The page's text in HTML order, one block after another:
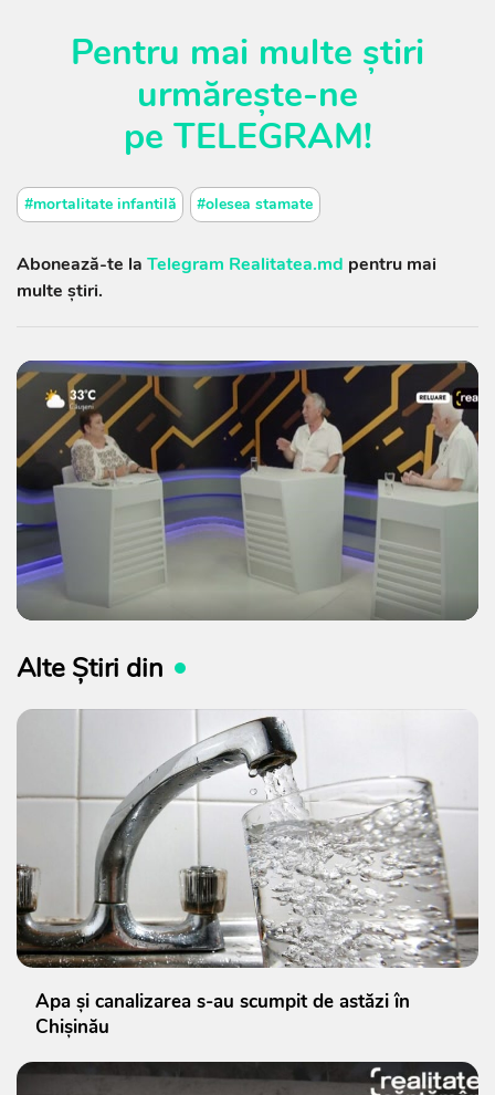
Pentru mai multe știri
urmărește-ne
pe TELEGRAM!
#mortalitate infantilă #olesea stamate
Abonează-te la Telegram Realitatea.md pentru mai
multe știri.
Alte Știri din
Apa și canalizarea s-au scumpit de astăzi în
Chișinău